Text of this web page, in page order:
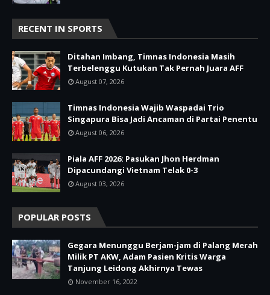
RECENT IN SPORTS
Ditahan Imbang, Timnas Indonesia Masih
Terbelenggu Kutukan Tak Pernah Juara AFF
August 07, 2026
Timnas Indonesia Wajib Waspadai Trio
Singapura Bisa Jadi Ancaman di Partai Penentu
August 06, 2026
Piala AFF 2026: Pasukan Jhon Herdman
Dipacundangi Vietnam Telak 0-3
August 03, 2026
POPULAR POSTS
Gegara Menunggu Berjam-jam di Palang Merah
Milik PT AKW, Adam Pasien Kritis Warga
Tanjung Leidong Akhirnya Tewas
November 16, 2022